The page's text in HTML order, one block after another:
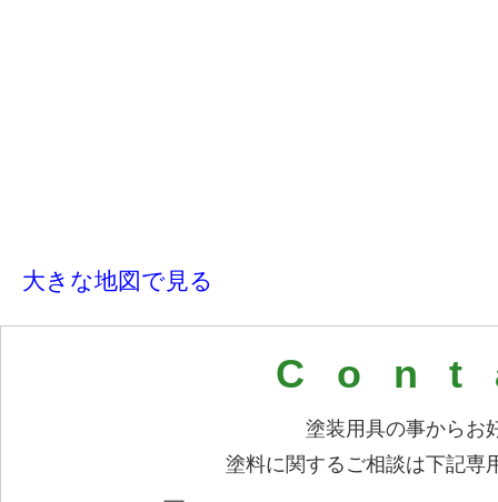
大きな地図で見る
塗装用具の事からお
塗料に関するご相談は下記専